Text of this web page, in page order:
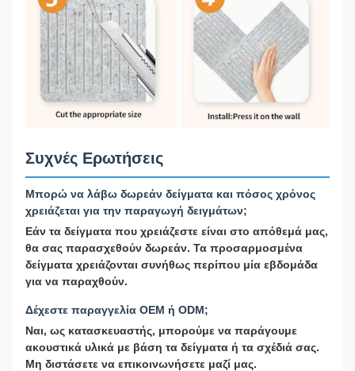
Συχνές Ερωτήσεις
Μπορώ να λάβω δωρεάν δείγματα και πόσος χρόνος
χρειάζεται για την παραγωγή δειγμάτων;
Εάν τα δείγματα που χρειάζεστε είναι στο απόθεμά μας,
θα σας παρασχεθούν δωρεάν. Τα προσαρμοσμένα
δείγματα χρειάζονται συνήθως περίπου μία εβδομάδα
για να παραχθούν.
Δέχεστε παραγγελία OEM ή ODM;
Ναι, ως κατασκευαστής, μπορούμε να παράγουμε
ακουστικά υλικά με βάση τα δείγματα ή τα σχέδιά σας.
Μη διστάσετε να επικοινωνήσετε μαζί μας.